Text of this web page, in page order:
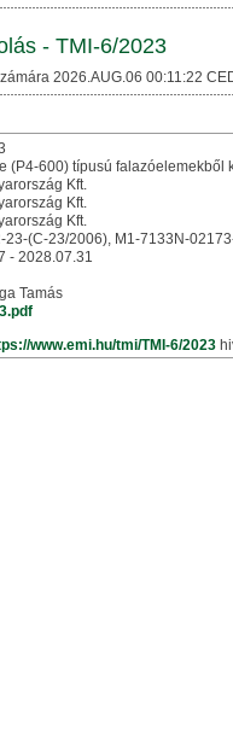
- TMI-6/2023
2026.AUG.06 00:11:22
(P4-600) típusú falazóelemekből
Kft.
Kft.
Kft.
23-(C-23/2006), M1-7133N-
- 2028.07.31
Tamás
www.emi.hu/tmi/TMI-6/2023